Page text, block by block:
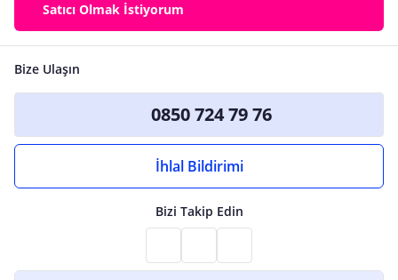
Satıcı Olmak İstiyorum
Bize Ulaşın
0850 724 79 76
İhlal Bildirimi
Bizi Takip Edin